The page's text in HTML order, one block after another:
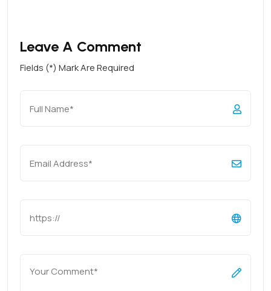
Leave A Comment
Fields (*) Mark Are Required